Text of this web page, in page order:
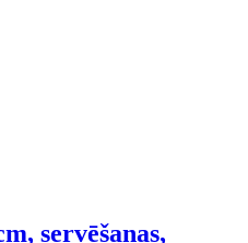
servēšanas,